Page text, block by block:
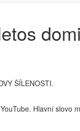
ŠÍLENOSTI.
Hlavní slovo